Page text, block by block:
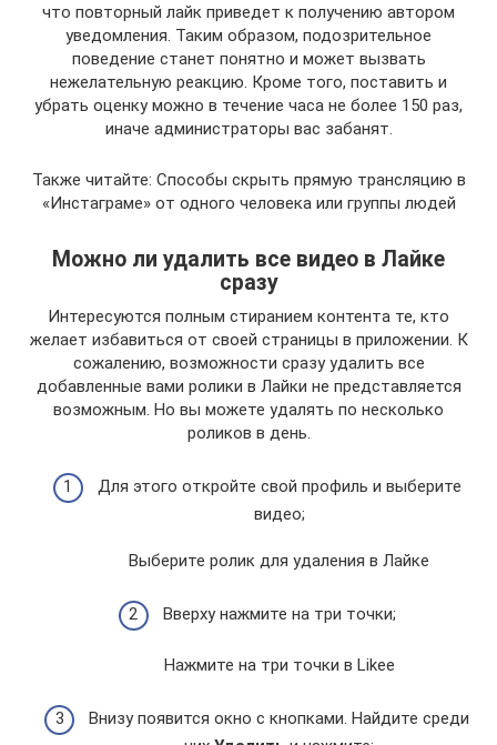
что повторный лайк приведет к получению автором
уведомления. Таким образом, подозрительное
поведение станет понятно и может вызвать
нежелательную реакцию. Кроме того, поставить и
убрать оценку можно в течение часа не более 150 раз,
иначе администраторы вас забанят.
Также читайте: Способы скрыть прямую трансляцию в
«Инстаграме» от одного человека или группы людей
Можно ли удалить все видео в Лайке
сразу
Интересуются полным стиранием контента те, кто
желает избавиться от своей страницы в приложении. К
сожалению, возможности сразу удалить все
добавленные вами ролики в Лайки не представляется
возможным. Но вы можете удалять по несколько
роликов в день.
Для этого откройте свой профиль и выберите
видео;
Выберите ролик для удаления в Лайке
Вверху нажмите на три точки;
Нажмите на три точки в Likee
Внизу появится окно с кнопками. Найдите среди